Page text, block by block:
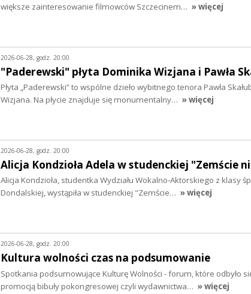
większe zainteresowanie filmowców Szczecinem… » więcej
2026-06-28, godz. 20:00
"Paderewski" płyta Dominika Wizjana i Pawła
Płyta „Paderewski” to wspólne dzieło wybitnego tenora Pawła
Wizjana. Na płycie znajduje się monumentalny… » więcej
2026-06-28, godz. 20:00
Alicja Kondzioła Adela w studenckiej "Zemście
Alicja Kondzioła, studentka Wydziału Wokalno‑Aktorskiego z klasy
Dondalskiej, wystąpiła w studenckiej "Zemście… » więcej
2026-06-28, godz. 20:00
Kultura wolności czas na podsumowanie
Spotkania podsumowujące Kulturę Wolności - forum, które odbyło
promocją bibuły pokongresowej czyli wydawnictwa… » więcej